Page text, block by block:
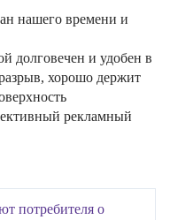
нашего времени и
долговечен и удобен в
хорошо держит
рекламный
потребителя о